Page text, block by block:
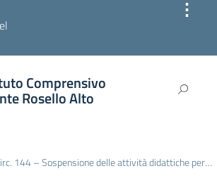
⋮
Comprensivo
Rosello Alto
144 – Sospensione delle attività didattiche per vacanze di carnevale